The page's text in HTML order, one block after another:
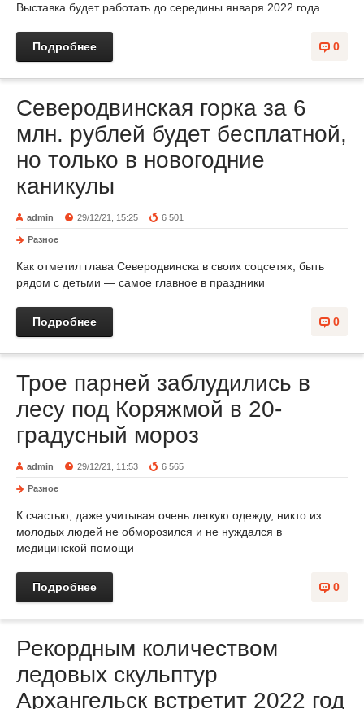
Выставка будет работать до середины января 2022 года
0
Подробнее
Северодвинская горка за 6
млн. рублей будет бесплатной,
но только в новогодние
каникулы
admin 29/12/21, 15:25 6 501
Разное
Как отметил глава Северодвинска в своих соцсетях, быть
рядом с детьми — самое главное в праздники
0
Подробнее
Трое парней заблудились в
лесу под Коряжмой в 20-
градусный мороз
admin 29/12/21, 11:53 6 565
Разное
К счастью, даже учитывая очень легкую одежду, никто из
молодых людей не обморозился и не нуждался в
медицинской помощи
0
Подробнее
Рекордным количеством
ледовых скульптур
Архангельск встретит 2022 год